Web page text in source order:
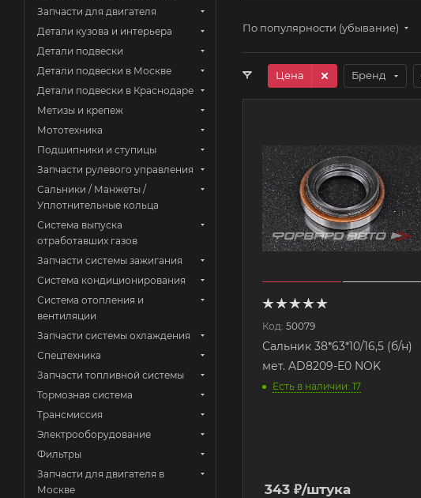
По популярности (убывание)
Цена Бренд
Код: 50079
Сальник 38*63*10/16,5 (б/н)
мет. AD8209-E0 NOK
Есть в наличии: 17
343 ₽/штука
Запчасти для двигателя
Детали кузова и интерьера
Детали подвески
Детали подвески в Москве
Детали подвески в Краснодаре
Метизы и крепеж
Мототехника
Подшипники и ступицы
Запчасти рулевого управления
Сальники / Манжеты /
Уплотнительные кольца
Система выпуска
отработавших газов
Запчасти системы зажигания
Система кондиционирования
Система отопления и
вентиляции
Запчасти системы охлаждения
Спецтехника
Запчасти топливной системы
Тормозная система
Трансмиссия
Электрооборудование
Фильтры
Запчасти для двигателя в
Москве